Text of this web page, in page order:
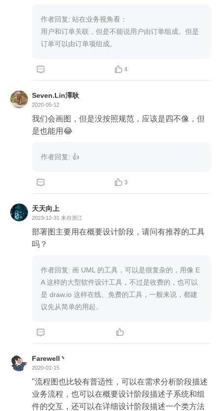
作者回复: 站在业务视角看：
用户和订单关联，但是不能说用户由订单组成。但是
  4
Seven.Lin澤耿
2020-05-12
我们会画图，但是没按照规范，应该是四不像，但
是也能用😂
作者回复: 👍
  3
天天向上
2023-12-31 来自浙江
部署图主要用在概要设计阶段，请问有推荐的工具
吗？
作者回复: 画 UML 的工具，可以是很复杂的，用像 E
A 这样的大型软件设计工具，不过是收费的，也可以
是 draw.io 这样在线、免费的工具，一般来说，都建
议先从简单的用起。
 
Farewell丶
2020-01-15
"流程图也比较有普适性，可以在需求分析阶段描述
业务流程，也可以在概要设计阶段描述子系统和组
件的交互，还可以在详细设计阶段描述一个类方法